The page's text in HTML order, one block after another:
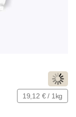
Beans
19,12 € / 1kg